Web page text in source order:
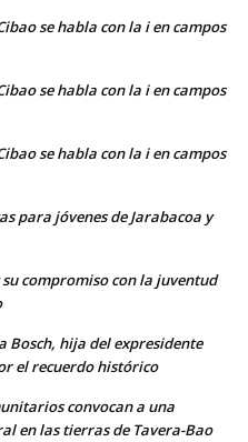
se habla con la i en campos
se habla con la i en campos
se habla con la i en campos
para jóvenes de Jarabacoa y
su compromiso con la juventud
Bosch, hija del expresidente
el recuerdo histórico
convocan a una
en las tierras de Tavera-Bao